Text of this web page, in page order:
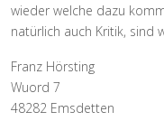
wieder welche dazu
natürlich auch Kritik, sind
Franz Hörsting
Wuord 7
48282 Emsdetten